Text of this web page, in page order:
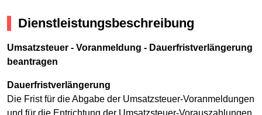
Dienstleistungsbeschreibung
Umsatzsteuer - Voranmeldung - Dauerfristverlängerung
beantragen
Dauerfristverlängerung
Die Frist für die Abgabe der Umsatzsteuer-Voranmeldungen
und für die Entrichtung der Umsatzsteuer-Vorauszahlungen